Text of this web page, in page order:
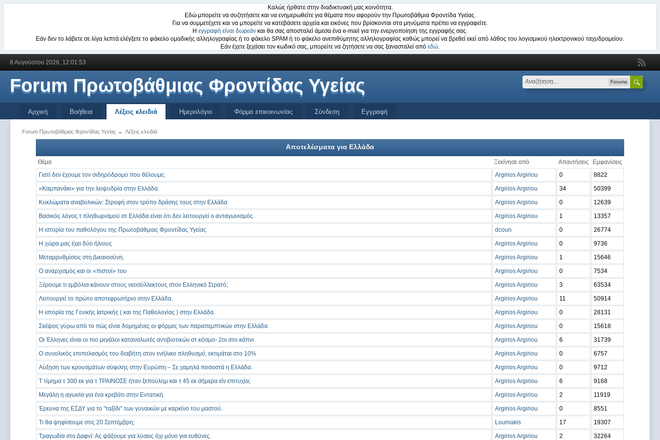
Καλώς ήρθατε στην διαδικτυακή μας κοινότητα.
Εδώ μπορείτε να συζητήσετε και να ενημερωθείτε για θέματα που αφορούν την Πρωτοβάθμια Φροντίδα Υγείας.
Για να συμμετέχετε και να μπορείτε να κατεβάσετε αρχεία και εικόνες που βρίσκονται στα μηνύματα πρέπει να εγγραφείτε.
Η εγγραφή είναι δωρεάν και θα σας αποσταλεί άμεσα ένα e-mail για την ενεργοποίηση της εγγραφής σας.
Εάν δεν το λάβετε σε λίγα λεπτά ελέγξετε το φάκελο ομαδικής αλληλογραφίας ή το φάκελο SPAM ή το φάκελο ανεπιθύμητης αλληλογραφίας καθώς μπορεί να βρεθεί εκεί από λάθος του λογισμικού ηλεκτρονικού ταχυδρομείου.
Εάν έχετε ξεχάσει τον κωδικό σας, μπορείτε να ζητήσετε να σας ξανασταλεί από εδώ.
8 Αυγούστου 2026, 12:01:53
Forum Πρωτοβάθμιας Φροντίδας Υγείας Forums
Αρχική Βοήθεια Λέξεις κλειδιά Ημερολόγιο Φόρμα επικοινωνίας Σύνδεση Εγγραφή
Forum Πρωτοβάθμιας Φροντίδας Υγείας→ Λέξεις κλειδιά
Αποτελέσματα για Ελλάδα
Θέμα Ξεκίνησε από Απαντήσεις
Εμφανίσεις
Γιατί δεν έχουμε τον σιδηρόδρομο που θέλουμε;
Argirios Argiriou 0
8822
«Καμπανάκι» για την λειψυδρία στην Ελλάδα.
Argirios Argiriou 34
50399
Κυκλώματα αναβολικών: Στροφή στον τρόπο δράσης τους στην Ελλάδα
Argirios Argiriou 0
12639
Βασικός λόγος τ πληθωρισμού στ Ελλάδα είναι ότι δεν λειτουργεί ο ανταγωνισμός.
Argirios Argiriou 1
13357
Η ιστορία του παθολόγου της Πρωτοβάθμιας Φροντίδας Υγείας
dcoun 0
26774
Η χώρα μας έχει δύο ήλιους
Argirios Argiriou 0
9736
Μεταρρυθμίσεις στη Δικαιοσύνη.
Argirios Argiriou 1
15646
Ο αναρχισμός και οι «πιστοί» του
Argirios Argiriou 0
7534
Ξέρουμε τι εμβόλια κάνουν στους νεοσύλλεκτους στον Ελληνικό Στρατό;
Argirios Argiriou 3
63534
Λειτουργεί το πρώτο αποτεφρωτήριο στην Ελλάδα.
Argirios Argiriou 11
50914
Η ιστορία της Γενικής Ιατρικής ( και της Παθολογίας ) στην Ελλάδα.
Argirios Argiriou 0
28131
Σκέψεις γύρω από το πώς είναι δομημένες οι φόρμες των παραπεμπτικών στην Ελλάδα.
Argirios Argiriou 0
15618
Οι Έλληνες είναι οι πιο μεγάλοι καταναλωτές αντιβιοτικών στ κόσμο- 2οι στο κάπνι
Argirios Argiriou 6
31739
Ο συνολικός επιπολασμός του διαβήτη στον ενήλικο πληθυσμό, εκτιμάται στο 10%
Argirios Argiriou 0
6757
Αύξηση των κρουσμάτων σύφιλης στην Ευρώπη – Σε χαμηλά ποσοστά η Ελλάδα.
Argirios Argiriou 0
9712
Τ τίμημα τ 300 εκ για τ ΤΡΑΙΝΟΣΕ ήταν ξεπούλημ και τ 45 εκ σήμερα είν επιτυχία;
Argirios Argiriou 6
9168
Μεγάλη η αγωνία για ένα κρεβάτι στην Εντατική.
Argirios Argiriou 2
11919
Έρευνα της ΕΣΔΥ για το "ταξίδι" των γυναικών με καρκίνο του μαστού.
Argirios Argiriou 0
8551
Τι θα ψηφίσουμε στις 20 Σεπτέμβρη;
Loumakis 17
19307
Τραγωδία στο Δαφνί: Ας ψάξουμε για λύσεις όχι μόνο για ευθύνες.
Argirios Argiriou 2 32264